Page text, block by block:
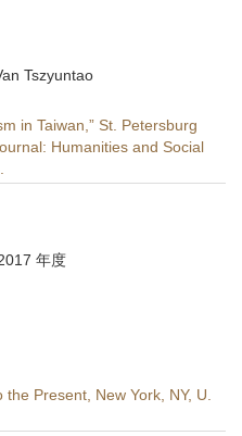
Tszyuntao
in Taiwan,” St. Petersburg
Humanities and Social
年度
Present, New York, NY, U.